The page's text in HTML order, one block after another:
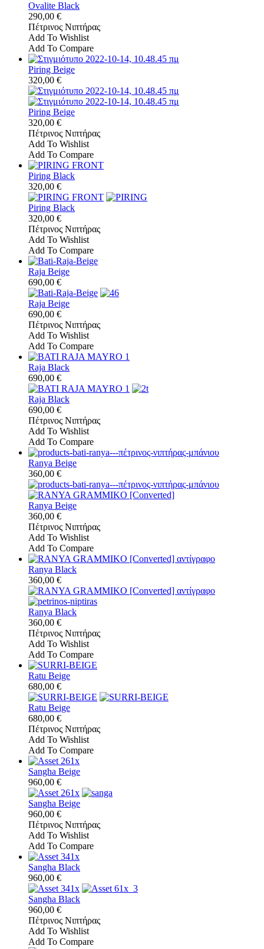
Ovalite Black
290,00 €
Πέτρινος Νιπτήρας
Add To Wishlist
Add To Compare
Piring Beige
320,00 €
Piring Beige
320,00 €
Πέτρινος Νιπτήρας
Add To Wishlist
Add To Compare
Piring Black
320,00 €
Piring Black
320,00 €
Πέτρινος Νιπτήρας
Add To Wishlist
Add To Compare
Raja Beige
690,00 €
Raja Beige
690,00 €
Πέτρινος Νιπτήρας
Add To Wishlist
Add To Compare
Raja Black
690,00 €
Raja Black
690,00 €
Πέτρινος Νιπτήρας
Add To Wishlist
Add To Compare
Ranya Beige
360,00 €
Ranya Beige
360,00 €
Πέτρινος Νιπτήρας
Add To Wishlist
Add To Compare
Ranya Black
360,00 €
Ranya Black
360,00 €
Πέτρινος Νιπτήρας
Add To Wishlist
Add To Compare
Ratu Beige
680,00 €
Ratu Beige
680,00 €
Πέτρινος Νιπτήρας
Add To Wishlist
Add To Compare
Sangha Beige
960,00 €
Sangha Beige
960,00 €
Πέτρινος Νιπτήρας
Add To Wishlist
Add To Compare
Sangha Black
960,00 €
Sangha Black
960,00 €
Πέτρινος Νιπτήρας
Add To Wishlist
Add To Compare